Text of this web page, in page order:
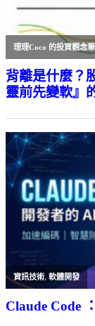
理理Coco 的投資觀念
背離是什麼？
靈前先變軟』
資訊技術,軟體開發
Claude Code